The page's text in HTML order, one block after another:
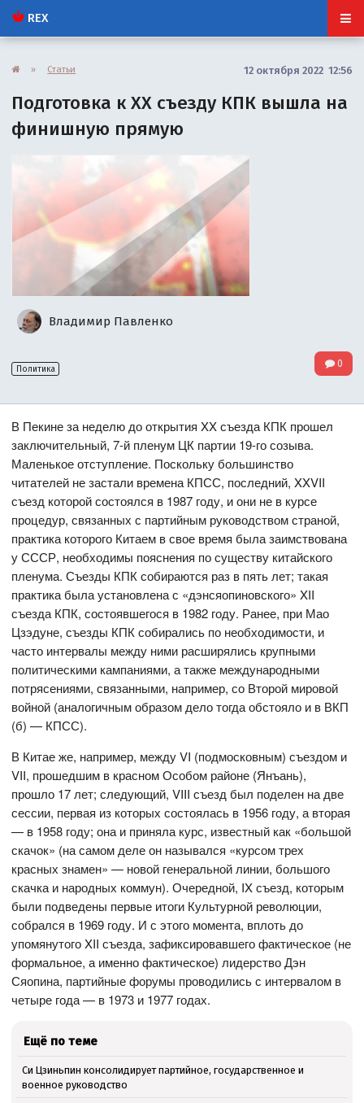
REX
» Статьи 12 октября 2022 12:56
Подготовка к XX съезду КПК вышла на
финишную прямую
Владимир Павленко
Политика 0
В Пекине за неделю до открытия XX съезда КПК прошел
заключительный, 7-й пленум ЦК партии 19-го созыва.
Маленькое отступление. Поскольку большинство
читателей не застали времена КПСС, последний, XXVII
съезд которой состоялся в 1987 году, и они не в курсе
процедур, связанных с партийным руководством страной,
практика которого Китаем в свое время была заимствована
у СССР, необходимы пояснения по существу китайского
пленума. Съезды КПК собираются раз в пять лет; такая
практика была установлена с «дэнсяопиновского» XII
съезда КПК, состоявшегося в 1982 году. Ранее, при Мао
Цзэдуне, съезды КПК собирались по необходимости, и
часто интервалы между ними расширялись крупными
политическими кампаниями, а также международными
потрясениями, связанными, например, со Второй мировой
войной (аналогичным образом дело тогда обстояло и в ВКП
(б) — КПСС).
В Китае же, например, между VI (подмосковным) съездом и
VII, прошедшим в красном Особом районе (Янъань),
прошло 17 лет; следующий, VIII съезд был поделен на две
сессии, первая из которых состоялась в 1956 году, а вторая
— в 1958 году; она и приняла курс, известный как «большой
скачок» (на самом деле он назывался «курсом трех
красных знамен» — новой генеральной линии, большого
скачка и народных коммун). Очередной, IX съезд, которым
были подведены первые итоги Культурной революции,
собрался в 1969 году. И с этого момента, вплоть до
упомянутого XII съезда, зафиксировавшего фактическое (не
формальное, а именно фактическое) лидерство Дэн
Сяопина, партийные форумы проводились с интервалом в
четыре года — в 1973 и 1977 годах.
Ещё по теме
Си Цзиньпин консолидирует партийное, государственное и
военное руководство